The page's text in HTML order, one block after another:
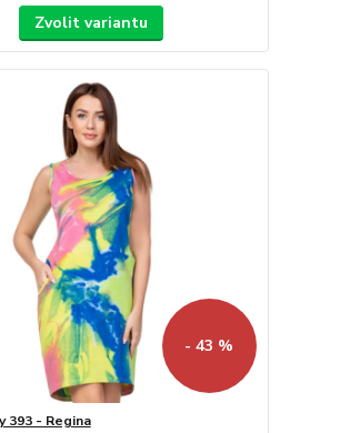
Zvolit variantu
- 43 %
393 - Regina